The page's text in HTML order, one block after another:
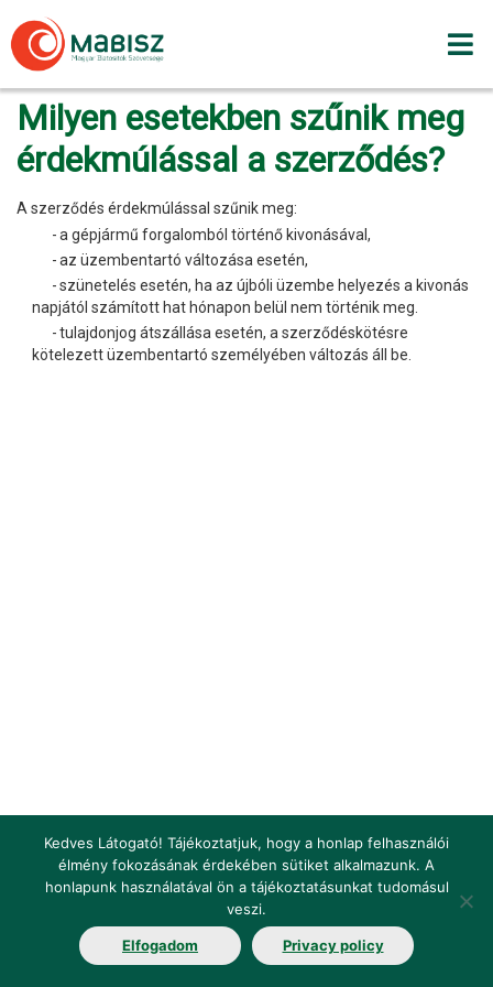
to
content
Milyen esetekben szűnik meg
érdekmúlással a szerződés?
A szerződés érdekmúlással szűnik meg:
a gépjármű forgalomból történő kivonásával,
az üzembentartó változása esetén,
szünetelés esetén, ha az újbóli üzembe helyezés a kivonás
napjától számított hat hónapon belül nem történik meg.
tulajdonjog átszállása esetén, a szerződéskötésre
kötelezett üzembentartó személyében változás áll be.
Impresszum Jogi nyilatkozat Jogszabályok
Fogalomtár Elérhetőségek Álláshirdetés
Kedves Látogató! Tájékoztatjuk, hogy a honlap felhasználói
élmény fokozásának érdekében sütiket alkalmazunk. A
honlapunk használatával ön a tájékoztatásunkat tudomásul
veszi.
Elfogadom Privacy policy